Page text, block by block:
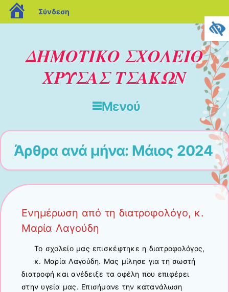
ΔΗΜΟΤΙΚΟ ΣΧΟΛΕΙΟ
ΧΡΥΣΑΣ ΤΣΑΚΩΝ
Μενού
Άρθρα ανά μήνα: Μάιος 2024
Ενημέρωση από τη διατροφολόγο, κ.
Μαρία Λαγούδη
Το σχολείο μας επισκέφτηκε η διατροφολόγος,
κ. Μαρία Λαγούδη. Μας μίλησε για τη σωστή
διατροφή και ανέδειξε τα οφέλη που επιφέρει
στην υγεία μας. Επισήμανε την κατανάλωση
blogs.sch.gr
Σύνδεση